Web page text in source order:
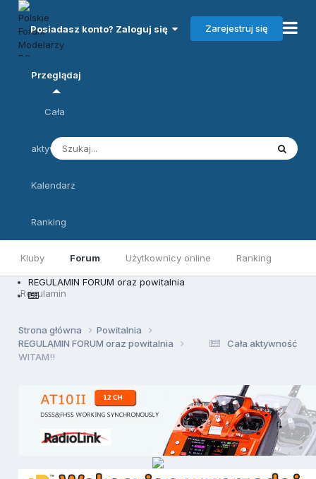
Posiadasz konto? Zaloguj się Zarejestruj się
Przeglądaj
Kluby Forum Użytkownicy online Ranking
Regulamin
Cała
aktywność
Kalendarz
Ranking
REGULAMIN FORUM oraz powitalnia
Cała aktywność
Strona główna
Powitalnia
REGULAMIN FORUM oraz powitalnia
WITAM!!